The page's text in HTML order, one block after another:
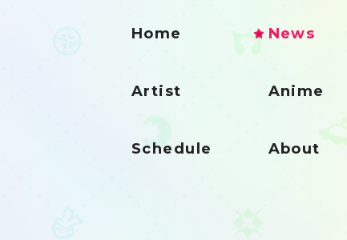
Home News
Artist Anime
Schedule About